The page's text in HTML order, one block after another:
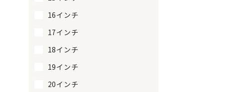
16インチ
17インチ
18インチ
19インチ
20インチ